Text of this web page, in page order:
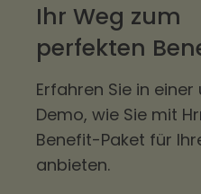
Ihr Weg zum
perfekten
Erfahren Sie in
Demo, wie Sie mit
Benefit-Paket für
anbieten.